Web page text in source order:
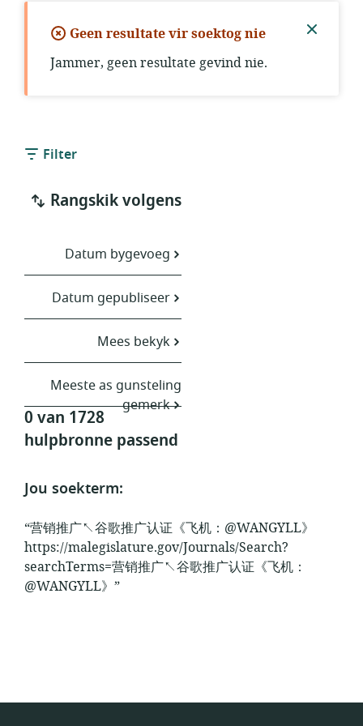
Geen resultate vir soektog nie
Jammer, geen resultate gevind nie.
Filter
Rangskik volgens
Datum bygevoeg
Datum gepubliseer
Mees bekyk
Meeste as gunsteling
gemerk
0 van 1728
hulpbronne passend
Jou soekterm:
“营销推广↖谷歌推广认证《飞机：@WANGYLL》
https://malegislature.gov/Journals/Search?
searchTerms=营销推广↖谷歌推广认证《飞机：
@WANGYLL》”